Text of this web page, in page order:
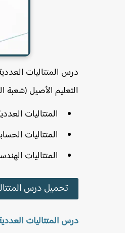
درس المتتاليات
التعليم الأصيل (شعبة
المتتاليات
المتتاليات
المتتاليات
تحميل درس
درس المتتاليات